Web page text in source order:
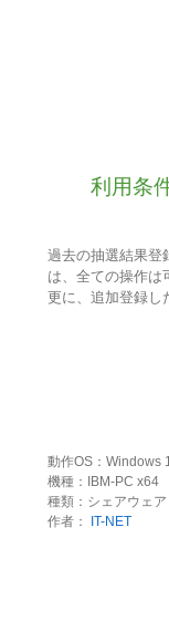
利用条
過去の抽選結果登
は、全ての操作は
更に、追加登録し
動作OS：Windows
機種：IBM-PC x64
種類：シェアウェア
作者：
IT-NET